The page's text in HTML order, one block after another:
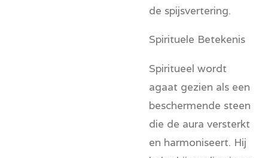
de spijsvertering.
Spirituele Betekenis
Spiritueel wordt
agaat gezien als een
beschermende steen
die de aura versterkt
en harmoniseert. Hij